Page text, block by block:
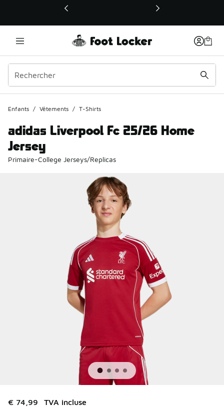
Ce lien ouvrira une nouvelle fenêtre
Enfants / Vêtements / T-Shirts
adidas Liverpool Fc 25/26 Home
Jersey
Primaire-College Jerseys/Replicas
€ 74,99 TVA incluse